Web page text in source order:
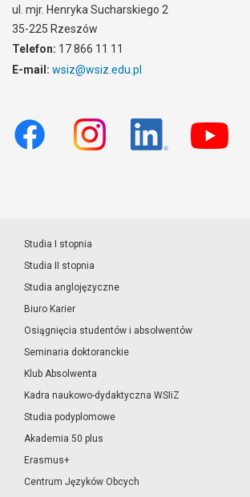
ul. mjr. Henryka Sucharskiego 2
35-225 Rzeszów
Telefon: 17 866 11 11
E-mail: wsiz@wsiz.edu.pl
Studia I stopnia
Studia II stopnia
Studia anglojęzyczne
Biuro Karier
Osiągnięcia studentów i absolwentów
Seminaria doktoranckie
Klub Absolwenta
Kadra naukowo-dydaktyczna WSIiZ
Studia podyplomowe
Akademia 50 plus
Erasmus+
Centrum Języków Obcych